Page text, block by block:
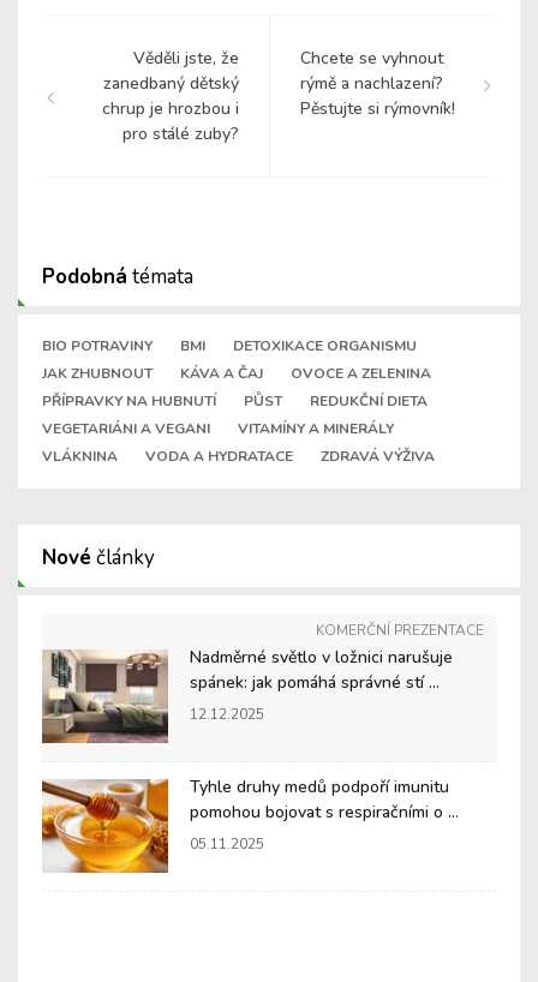
Věděli jste, že
zanedbaný dětský
chrup je hrozbou i
pro stálé zuby?
Chcete se vyhnout
rýmě a nachlazení?
Pěstujte si rýmovník!
Podobná témata
BIO POTRAVINY BMI
DETOXIKACE ORGANISMU
JAK ZHUBNOUT
KÁVA A ČAJ
OVOCE A ZELENINA
PŘÍPRAVKY NA HUBNUTÍ
PŮST
REDUKČNÍ DIETA
VEGETARIÁNI A VEGANI
VITAMÍNY A MINERÁLY
VLÁKNINA
VODA A HYDRATACE ZDRAVÁ VÝŽIVA
Nové články
KOMERČNÍ PREZENTACE
Nadměrné světlo v ložnici narušuje
spánek: jak pomáhá správné stí ...
12.12.2025
Tyhle druhy medů podpoří imunitu
pomohou bojovat s respiračními o ...
05.11.2025